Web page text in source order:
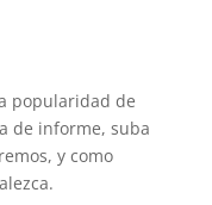
popularidad de
de informe, suba
y como